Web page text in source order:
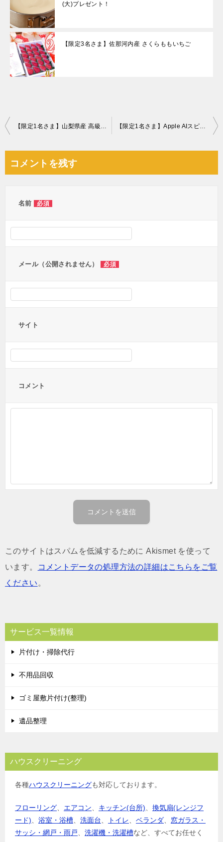
(大)プレゼント！
【限定3名さま】佐那河内産 さくらももいちご
投
ビ
【限定1名さま】山梨県産 高級松茸 【限定1名さま】Apple AIスピーカー HomePod mini
コメントを残す
名前 必須
メール（公開されません） 必須
サイト
コメント
このサイトはスパムを低減するために Akismet を使って
います。
コメントデータの処理方法の詳細はこちらをご覧
ください 。
サービス一覧情報
片付け・掃除代行
不用品回収
ゴミ屋敷片付け(整理)
遺品整理
ハウスクリーニング
各種ハウスクリーニングも対応しております。
フローリング エアコン キッチン(台所)
換気扇(レンジフ
ード)
浴室・浴槽 洗面台 トイレ ベランダ
窓ガラス・
サッシ・網戸・雨戸
洗濯機・洗濯槽など、すべてお任せく